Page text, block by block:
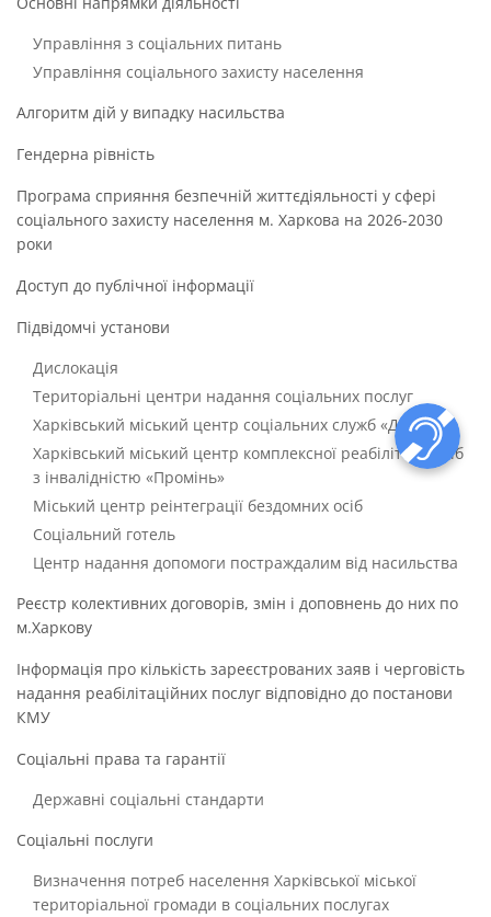
Управління з соціальних питань
Управління соціального захисту населення
Алгоритм дій у випадку насильства
Гендерна рівність
Програма сприяння безпечній життєдіяльності у сфері
соціального захисту населення м. Харкова на 2026-2030
роки
Доступ до публічної інформації
Підвідомчі установи
Дислокація
Територіальні центри надання соціальних послуг
Харківський міський центр соціальних служб «Довіра»
Харківський міський центр комплексної реабілітації осіб
з інвалідністю «Промінь»
Міський центр реінтеграції бездомних осіб
Соціальний готель
Центр надання допомоги постраждалим від насильства
Реєстр колективних договорів, змін і доповнень до них по
м.Харкову
Інформація про кількість зареєстрованих заяв і черговість
надання реабілітаційних послуг відповідно до постанови
КМУ
Соціальні права та гарантії
Державні соціальні стандарти
Соціальні послуги
Визначення потреб населення Харківської міської
територіальної громади в соціальних послугах